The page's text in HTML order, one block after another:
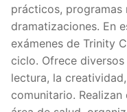
prácticos, programas
dramatizaciones. En
exámenes de Trinity
ciclo. Ofrece
lectura, la
comunitario.